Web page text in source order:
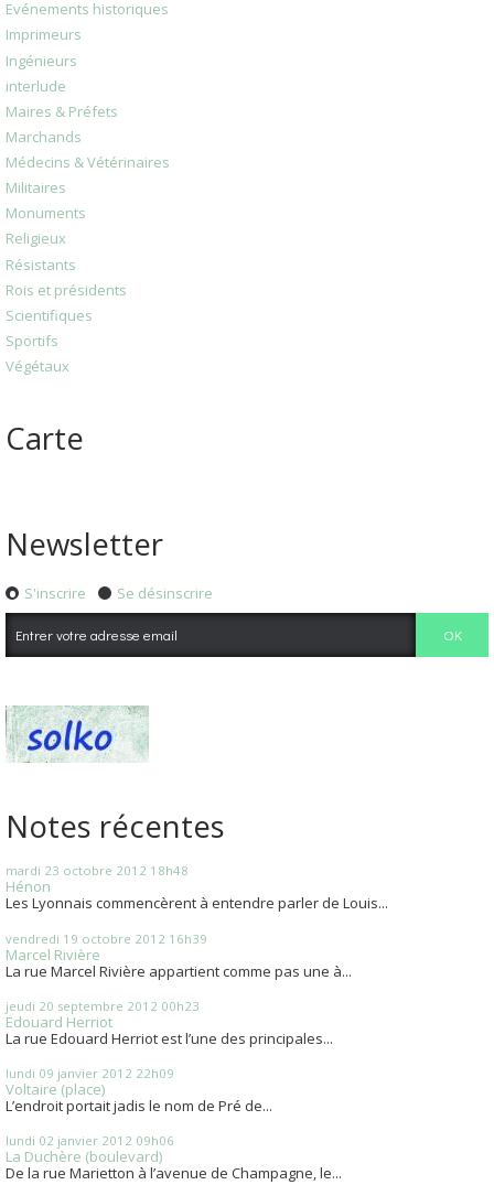
Evénements historiques
Imprimeurs
Ingénieurs
interlude
Maires & Préfets
Marchands
Médecins & Vétérinaires
Militaires
Monuments
Religieux
Résistants
Rois et présidents
Scientifiques
Sportifs
Végétaux
Carte
Newsletter
S'inscrire Se désinscrire
Notes récentes
mardi 23 octobre 2012 18h48
Hénon
Les Lyonnais commencèrent à entendre parler de Louis...
vendredi 19 octobre 2012 16h39
Marcel Rivière
La rue Marcel Rivière appartient comme pas une à...
jeudi 20 septembre 2012 00h23
Edouard Herriot
La rue Edouard Herriot est l’une des principales...
lundi 09 janvier 2012 22h09
Voltaire (place)
L’endroit portait jadis le nom de Pré de...
lundi 02 janvier 2012 09h06
La Duchère (boulevard)
De la rue Marietton à l’avenue de Champagne, le...